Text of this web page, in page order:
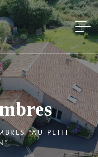
"AU PETIT